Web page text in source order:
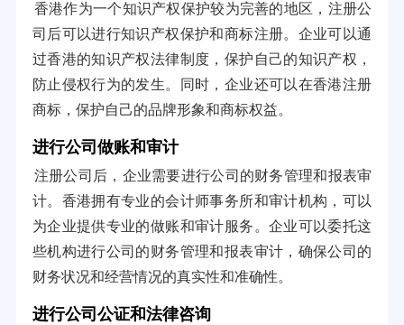
香港作为一个知识产权保护较为完善的地区，注册公
司后可以进行知识产权保护和商标注册。企业可以通
过香港的知识产权法律制度，保护自己的知识产权，
防止侵权行为的发生。同时，企业还可以在香港注册
商标，保护自己的品牌形象和商标权益。
进行公司做账和审计
注册公司后，企业需要进行公司的财务管理和报表审
计。香港拥有专业的会计师事务所和审计机构，可以
为企业提供专业的做账和审计服务。企业可以委托这
些机构进行公司的财务管理和报表审计，确保公司的
财务状况和经营情况的真实性和准确性。
进行公司公证和法律咨询